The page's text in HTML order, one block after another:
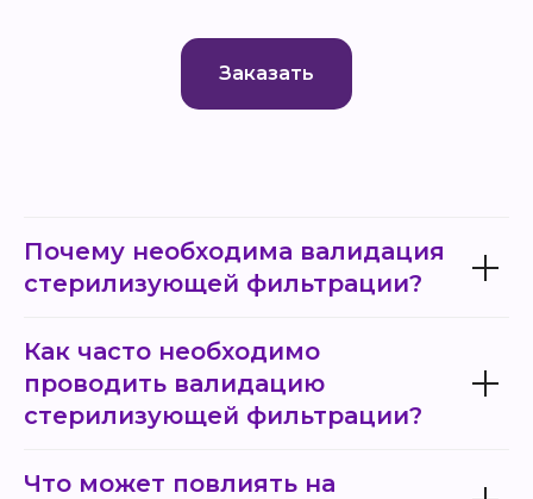
Заказать
Почему необходима валидация
стерилизующей фильтрации?
Как часто необходимо
проводить валидацию
стерилизующей фильтрации?
Что может повлиять на